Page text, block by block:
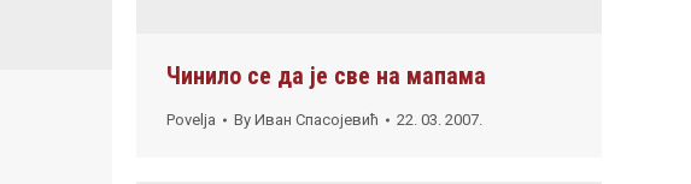
Чинило се да је све на мапама
Povelja By Иван Спасојевић 22. 03. 2007.